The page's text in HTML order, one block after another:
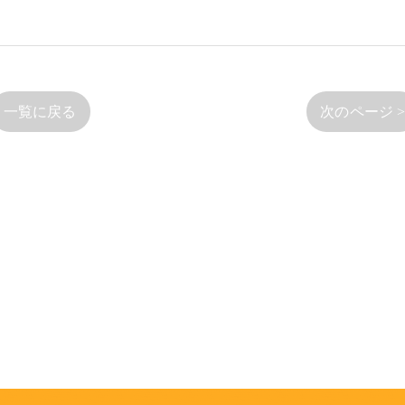
一覧に戻る 次のページ >